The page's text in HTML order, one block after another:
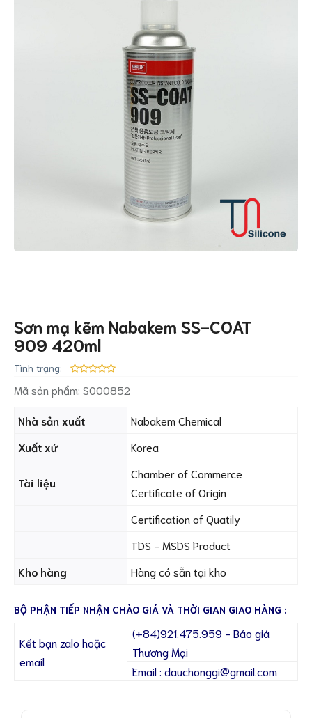
Sơn mạ kẽm Nabakem SS-COAT
909 420ml
Tình trạng:
Mã sản phẩm: S000852
Nhà sản xuất
Nabakem Chemical
Xuất xứ
Korea
Tài liệu
Chamber of Commerce
Certificate of Origin
Certification of Quatily
TDS - MSDS Product
Kho hàng
Hàng có sẵn tại kho
BỘ PHẬN TIẾP NHẬN CHÀO GIÁ VÀ THỜI GIAN GIAO HÀNG :
Kết bạn zalo hoặc
email
(+84)921.475.959 - Báo giá
Thương Mại
Email : dauchonggi@gmail.com